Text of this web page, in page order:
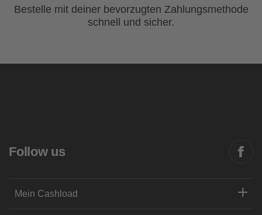
Bestelle mit deiner bevorzugten Zahlungsmethode
schnell und sicher.
Follow us
Mein Cashload